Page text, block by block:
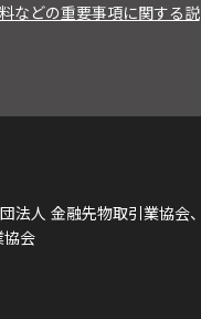
などの重要事項に関する説
法人 金融先物取引業協会、
協会